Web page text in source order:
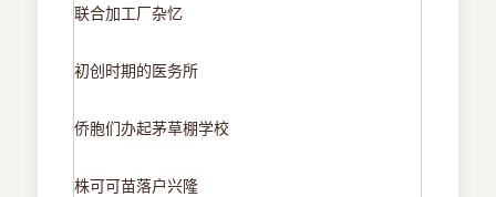
联合加工厂杂忆
初创时期的医务所
侨胞们办起茅草棚学校
株可可苗落户兴隆